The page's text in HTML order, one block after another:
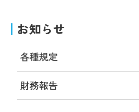
お知らせ
各種規定
財務報告